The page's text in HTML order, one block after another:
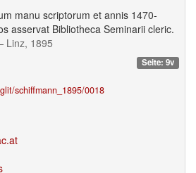
manu scriptorum et annis 1470-
asservat Bibliotheca Seminarii cleric.
Linz, 1895
Seite: 9v
schiffmann_1895/0018